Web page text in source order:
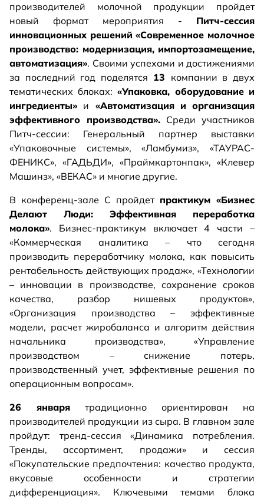
производителей молочной продукции пройдет
новый формат мероприятия - Питч-сессия
инновационных решений «Современное молочное
производство: модернизация, импортозамещение,
автоматизация». Своими успехами и достижениями
за последний год поделятся 13 компании в двух
тематических блоках: «Упаковка, оборудование и
ингредиенты» и «Автоматизация и организация
эффективного производства». Среди участников
Питч-сессии: Генеральный партнер выставки
«Упаковочные системы», «Ламбумиз», «ТАУРАС-
ФЕНИКС», «ГАДЬДИ», «Праймкартонпак», «Клевер
Машинз», «ВЕКАС» и многие другие.
В конференц-зале C пройдет практикум «Бизнес
Делают Люди: Эффективная переработка
молока». Бизнес-практикум включает 4 части –
«Коммерческая аналитика – что сегодня
производить переработчику молока, как повысить
рентабельность действующих продаж», «Технологии
– инновации в производстве, сохранение сроков
качества, разбор нишевых продуктов»,
«Организация производства – эффективные
модели, расчет жиробаланса и алгоритм действия
начальника производства», «Управление
производством – снижение потерь,
производственный учет, эффективные решения по
операционным вопросам».
26 января традиционно ориентирован на
производителей продукции из сыра. В главном зале
пройдут: тренд-сессия «Динамика потребления.
Тренды, ассортимент, продажи» и сессия
«Покупательские предпочтения: качество продукта,
вкусовые особенности и стратегии
дифференциация». Ключевыми темами блока